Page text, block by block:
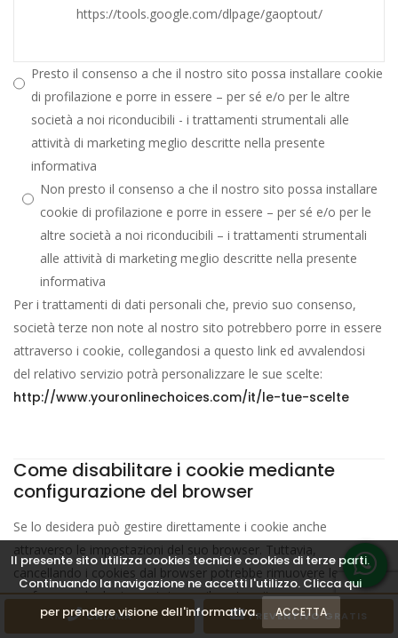
https://tools.google.com/dlpage/gaoptout/
Presto il consenso a che il nostro sito possa installare cookie
di profilazione e porre in essere – per sé e/o per le altre
società a noi riconducibili - i trattamenti strumentali alle
attività di marketing meglio descritte nella presente
informativa
Non presto il consenso a che il nostro sito possa installare
cookie di profilazione e porre in essere – per sé e/o per le
altre società a noi riconducibili – i trattamenti strumentali
alle attività di marketing meglio descritte nella presente
informativa
Per i trattamenti di dati personali che, previo suo consenso,
società terze non note al nostro sito potrebbero porre in essere
attraverso i cookie, collegandosi a questo link ed avvalendosi
del relativo servizio potrà personalizzare le sue scelte:
http://www.youronlinechoices.com/it/le-tue-scelte
Come disabilitare i cookie mediante
configurazione del browser
Se lo desidera può gestire direttamente i cookie anche
attraverso le impostazioni del suo browser. Tuttavia,
cancellando i cookies dal browser potrebbe rimuovere le
preferenze che ha impostato per il nostro sito, per questo
sarebbe opportuno che visitasse periodicamente questa pagina
CHIAMA PREVENTIVO GRATIS
Il presente sito utilizza cookies tecnici e cookies di terze parti.
Continuando la navigazione ne accetti l'utilizzo. Clicca qui
per prendere visione dell'informativa.
ACCETTA